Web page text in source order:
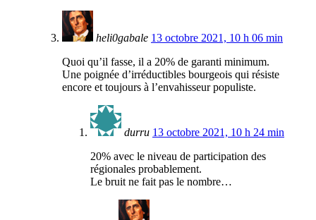
heli0gabale 13 octobre 2021, 10 h 06 min
Quoi qu’il fasse, il a 20% de garanti minimum.
Une poignée d’irréductibles bourgeois qui résiste
encore et toujours à l’envahisseur populiste.
durru 13 octobre 2021, 10 h 24 min
20% avec le niveau de participation des
régionales probablement.
Le bruit ne fait pas le nombre…